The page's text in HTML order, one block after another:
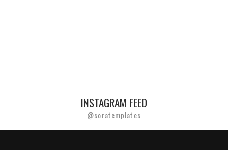
INSTAGRAM FEED
@soratemplates